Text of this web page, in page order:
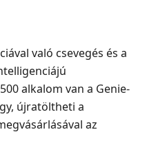
való csevegés és a
alkalom van a Genie-
újratöltheti a
az